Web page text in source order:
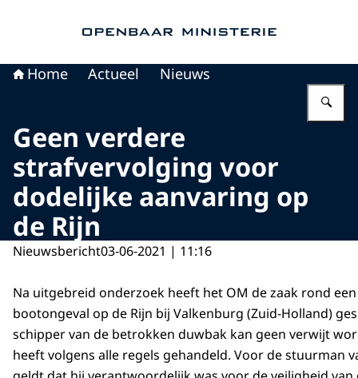
Home Actueel Nieuws
Geen verdere
strafvervolging voor
dodelijke aanvaring op
de Rijn
Nieuwsbericht03-06-2021 | 11:16
Na uitgebreid onderzoek heeft het OM de zaak rond
bootongeval op de Rijn bij Valkenburg (Zuid-Holland)
schipper van de betrokken duwbak kan geen verwijt
heeft volgens alle regels gehandeld. Voor de stuurman